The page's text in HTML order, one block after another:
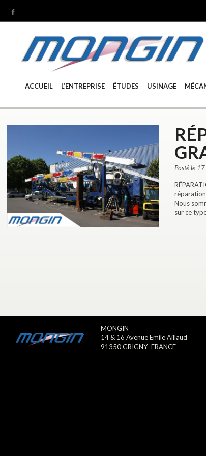
ACCUEIL L’ENTREPRISE ÉTUDES USINAGE
Posté le
réparation
Nous
sur ce
MONGIN
14 & 16 Avenue Emile Aillaud
91350 GRIGNY- FRANCE